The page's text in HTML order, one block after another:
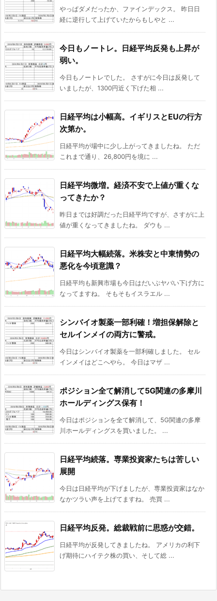
やっぱダメだったか、ファインデックス。 昨日日
経に逆行して上げていたからもしやと ...
今日もノートレ。日経平均反発も上昇が
弱い。
今日もノートレでした。 さすがに今日は反発して
いましたが、1300円近く下げた相 ...
日経平均は小幅高。イギリスとEUの行方
次第か。
日経平均が場中に少し上がってきましたね。 ただ
これまで通り、26,800円を境に ...
日経平均微増。経済不安で上値が重くな
ってきたか？
昨日までは好調だった日経平均ですが、さすがに上
値が重くなってきましたね。 ダウも ...
日経平均大幅続落。米株安と中東情勢の
悪化を今頃意識？
日経平均も新興市場も今日はだいぶヤバい下げ方に
なってますね。 そもそもイスラエル ...
シンバイオ製薬一部利確！増担保解除と
セルインメイの両方に警戒。
今日はシンバイオ製薬を一部利確しました。 セル
インメイはどこへやら。 今日はマザ ...
ポジション全て解消して5G関連の多摩川
ホールディングス保有！
今日はポジションを全て解消して、5G関連の多摩
川ホールディングスを買いました。 ...
日経平均続落。専業投資家たちは苦しい
展開
今日は日経平均が下げましたが、専業投資家はなか
なかツラい声を上げてますね。 売買 ...
日経平均反発。総裁戦前に思惑が交錯。
日経平均が反発してきましたね。 アメリカの利下
げ期待にハイテク株の買い、そして総 ...